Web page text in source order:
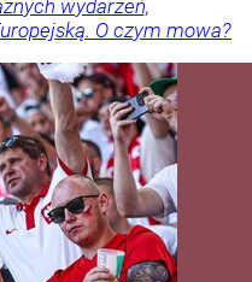
wydarzeń,
O czym mowa?